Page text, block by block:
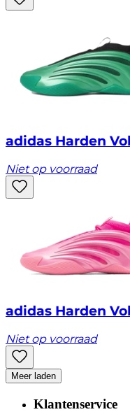
adidas Harden
Niet op voorraad
adidas Harden
Niet op voorraad
Meer laden
Klantenservice